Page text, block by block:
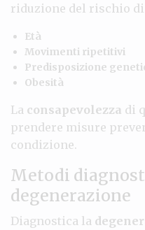
riduzione del rischio di
Età
Movimenti ripetitivi
Predisposizione
Obesità
La consapevolezza di
prendere misure
condizione.
Metodi
degenerazione
Diagnostica la